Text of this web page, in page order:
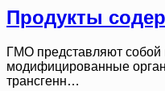
Продукты
ГМО представляют собой
модифицированные
трансгенн…